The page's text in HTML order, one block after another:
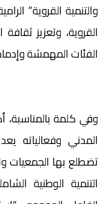
والتنمية القروية”
القروية، وتعزيز
الفئات المهمشة
وفي كلمة بالمناسبة،
المدني وفعالياته
تضطلع بها الجمعيات
التنمية الوطنية